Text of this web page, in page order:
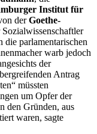
Institut für
derGoethe-
die parlamentarischen
warb jedoch
der
Antrag
müssten
um Opfer der
den Gründen, aus
waren, sagte